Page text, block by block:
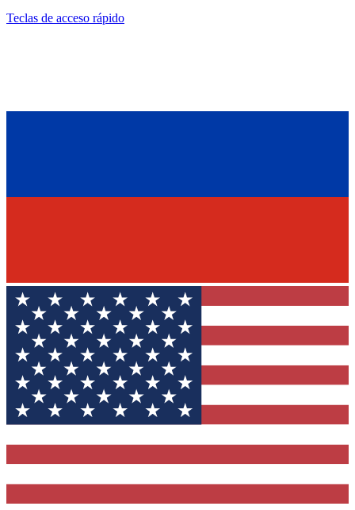
Teclas de acceso rápido